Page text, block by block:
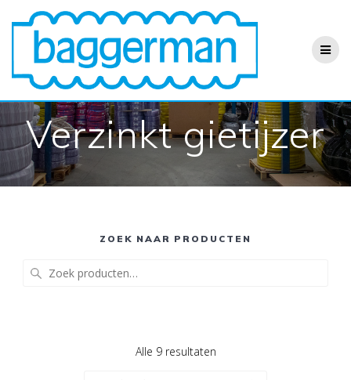
Ga
naar
de
inhoud
Verzinkt gietijzer
ZOEK NAAR PRODUCTEN
Alle 9 resultaten